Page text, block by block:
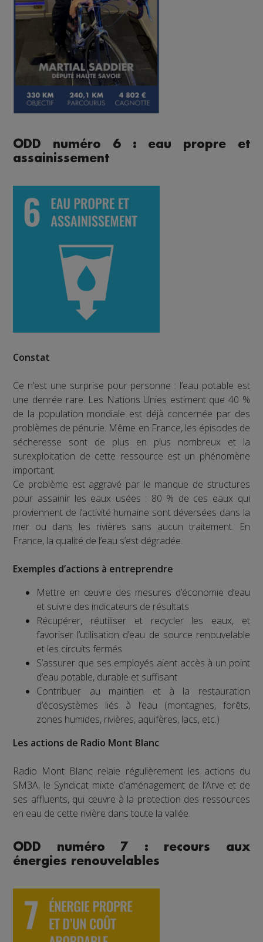
ODD numéro 6 : eau propre et
assainissement
Constat
Ce n’est une surprise pour personne : l’eau potable est
une denrée rare. Les Nations Unies estiment que 40 %
de la population mondiale est déjà concernée par des
problèmes de pénurie. Même en France, les épisodes de
sécheresse sont de plus en plus nombreux et la
surexploitation de cette ressource est un phénomène
important.
Ce problème est aggravé par le manque de structures
pour assainir les eaux usées : 80 % de ces eaux qui
proviennent de l’activité humaine sont déversées dans la
mer ou dans les rivières sans aucun traitement. En
France, la qualité de l’eau s’est dégradée.
Exemples d’actions à entreprendre
Mettre en œuvre des mesures d’économie d’eau
et suivre des indicateurs de résultats
Récupérer, réutiliser et recycler les eaux, et
favoriser l’utilisation d’eau de source renouvelable
et les circuits fermés
S’assurer que ses employés aient accès à un point
d’eau potable, durable et suffisant
Contribuer au maintien et à la restauration
d’écosystèmes liés à l’eau (montagnes, forêts,
zones humides, rivières, aquifères, lacs, etc.)
Les actions de Radio Mont Blanc
Radio Mont Blanc relaie régulièrement les actions du
SM3A, le Syndicat mixte d’aménagement de l’Arve et de
ses affluents, qui œuvre à la protection des ressources
en eau de cette rivière dans toute la vallée.
ODD numéro 7 : recours aux
énergies renouvelables